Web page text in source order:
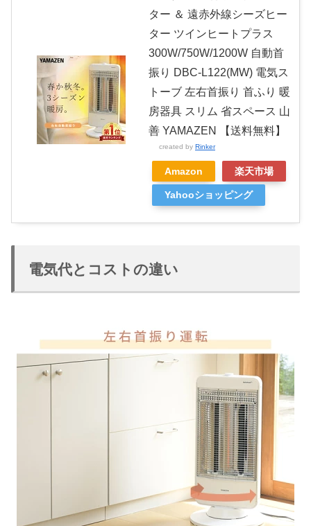
ター ＆ 遠赤外線シーズヒー
ター ツインヒートプラス
300W/750W/1200W 自動首
振り DBC-L122(MW) 電気ス
トーブ 左右首振り 首ふり 暖
房器具 スリム 省スペース 山
善 YAMAZEN 【送料無料】
created by Rinker
Amazon 楽天市場
Yahooショッピング
電気代とコストの違い